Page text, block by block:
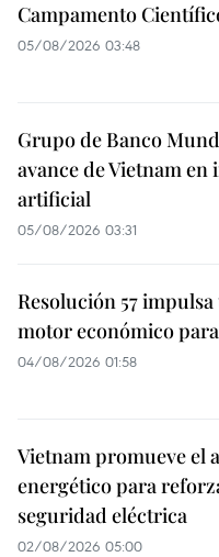
Campamento
05/08/2026 03:48
Grupo de Banco
avance de Vietnam en
artificial
05/08/2026 03:31
Resolución 57
motor económico
04/08/2026 01:58
Vietnam promueve el
energético para
seguridad eléctrica
02/08/2026 05:00